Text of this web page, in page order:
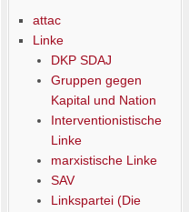
attac
Linke
DKP SDAJ
Gruppen gegen
Kapital und Nation
Interventionistische
Linke
marxistische Linke
SAV
Linkspartei (Die